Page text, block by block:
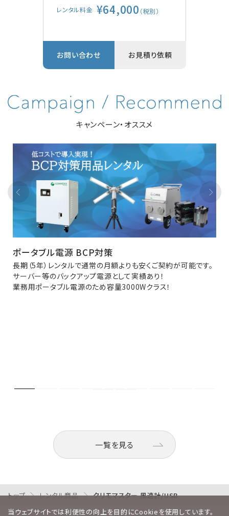
レンタル料金 ¥64,000 （税別）
お問い合わせ お見積り依頼
キャンペーン・オススメ
ポータブル電源 BCP対策
長期（5年）レンタルで通常の月額よりも安くご契約が可能です。
サーバー等のバックアップ電源として実績あり！
業務用ポータブル電源のため容量3000Wクラス！
一覧を見る
トップ レンタル商品
クリモマスター 風速計/USB
当ウェブサイトでは利便性の向上を目的にCookieを使用しています。